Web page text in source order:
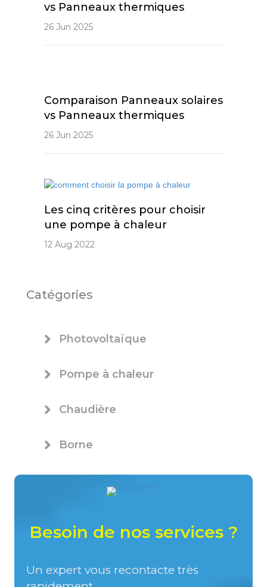
vs Panneaux thermiques
26 Jun 2025
Comparaison Panneaux solaires
vs Panneaux thermiques
26 Jun 2025
Les cinq critères pour choisir
une pompe à chaleur
12 Aug 2022
Catégories
Photovoltaïque
Pompe à chaleur
Chaudière
Borne
Besoin de nos services ?
Un expert vous recontacte très